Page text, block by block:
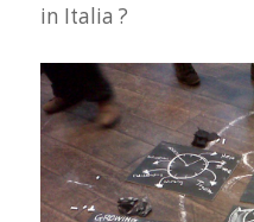
in Italia ?